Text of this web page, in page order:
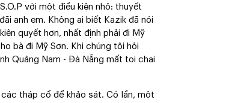
với một điều kiện nhỏ: thuyết
anh em. Không ai biết Kazik đã nói
quyết hơn, nhất định phải đi Mỹ
bà đi Mỹ Sơn. Khi chúng tôi hỏi
Quảng Nam - Đà Nẵng mất toi chai
tháp cổ để khảo sát. Có lần, một